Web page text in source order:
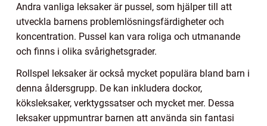
Andra vanliga leksaker är pussel, som hjälper till att
utveckla barnens problemlösningsfärdigheter och
koncentration. Pussel kan vara roliga och utmanande
och finns i olika svårighetsgrader.
Rollspel leksaker är också mycket populära bland barn i
denna åldersgrupp. De kan inkludera dockor,
köksleksaker, verktygssatser och mycket mer. Dessa
leksaker uppmuntrar barnen att använda sin fantasi